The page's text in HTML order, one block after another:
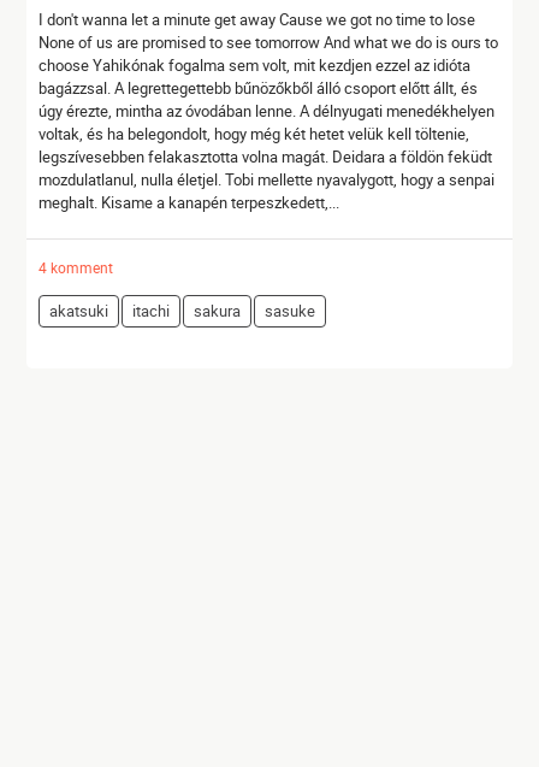
I don't wanna let a minute get away Cause we got no time to lose
None of us are promised to see tomorrow And what we do is ours to
choose Yahikónak fogalma sem volt, mit kezdjen ezzel az idióta
bagázzsal. A legrettegettebb bűnözőkből álló csoport előtt állt, és
úgy érezte, mintha az óvodában lenne. A délnyugati menedékhelyen
voltak, és ha belegondolt, hogy még két hetet velük kell töltenie,
legszívesebben felakasztotta volna magát. Deidara a földön feküdt
mozdulatlanul, nulla életjel. Tobi mellette nyavalygott, hogy a senpai
meghalt. Kisame a kanapén terpeszkedett,...
4 komment
akatsuki itachi sakura sasuke